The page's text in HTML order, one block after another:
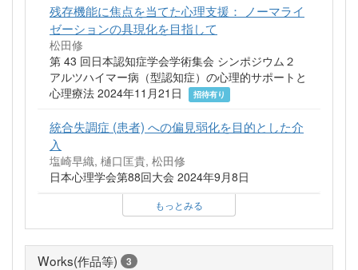
残存機能に焦点を当てた心理支援： ノーマライ
ゼーションの具現化を目指して
松田修
第 43 回日本認知症学会学術集会 シンポジウム２
アルツハイマー病（型認知症）の心理的サポートと
心理療法 2024年11月21日
招待有り
統合失調症 (患者) への偏見弱化を目的とした介
入
塩崎早織, 樋口匡貴, 松田修
日本心理学会第88回大会 2024年9月8日
もっとみる
Works(作品等) 3